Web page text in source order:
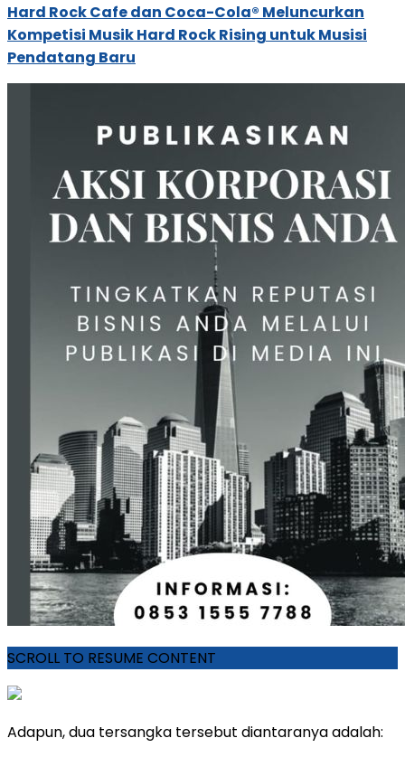
Hard Rock Cafe dan Coca-Cola® Meluncurkan
Kompetisi Musik Hard Rock Rising untuk Musisi
Pendatang Baru
SCROLL TO RESUME CONTENT
Adapun, dua tersangka tersebut diantaranya adalah: